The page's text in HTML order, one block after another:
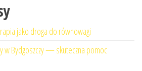
jako droga do równowagi
w Bydgoszczy — skuteczna pomoc